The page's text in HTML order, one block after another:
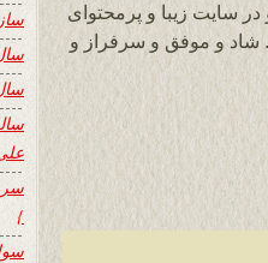
سایت زیبا و پرمحتوای
شاد و موفق و سرفراز و
}